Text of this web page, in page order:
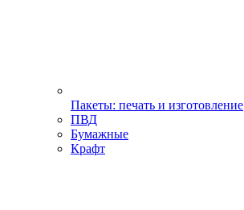
Пакеты: печать и изготовление
ПВД
Бумажные
Крафт